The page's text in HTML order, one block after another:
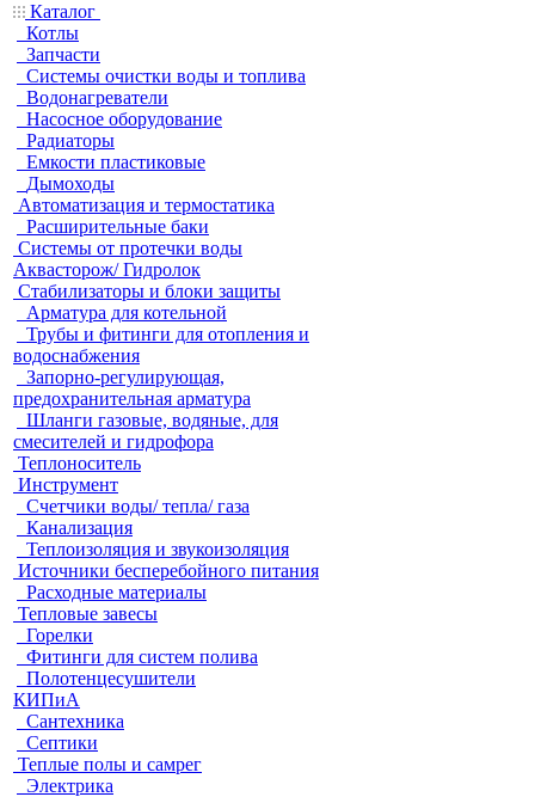
Каталог
Котлы
Запчасти
Системы очистки воды и топлива
Водонагреватели
Насосное оборудование
Радиаторы
Емкости пластиковые
Дымоходы
Автоматизация и термостатика
Расширительные баки
Системы от протечки воды
Аквасторож/ Гидролок
Стабилизаторы и блоки защиты
Арматура для котельной
Трубы и фитинги для отопления и
водоснабжения
Запорно-регулирующая,
предохранительная арматура
Шланги газовые, водяные, для
смесителей и гидрофора
Теплоноситель
Инструмент
Счетчики воды/ тепла/ газа
Канализация
Теплоизоляция и звукоизоляция
Источники бесперебойного питания
Расходные материалы
Тепловые завесы
Горелки
Фитинги для систем полива
Полотенцесушители
КИПиА
Сантехника
Септики
Теплые полы и самрег
Электрика